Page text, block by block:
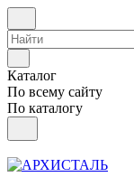
Каталог
По всему сайту
По каталогу